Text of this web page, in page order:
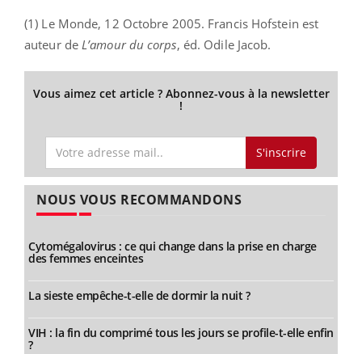
(1) Le Monde, 12 Octobre 2005. Francis Hofstein est
auteur de L’amour du corps, éd. Odile Jacob.
Vous aimez cet article ? Abonnez-vous à la newsletter
!
S'inscrire
NOUS VOUS RECOMMANDONS
Cytomégalovirus : ce qui change dans la prise en charge
des femmes enceintes
La sieste empêche-t-elle de dormir la nuit ?
VIH : la fin du comprimé tous les jours se profile-t-elle enfin
?